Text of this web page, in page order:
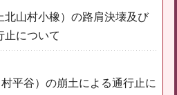
北山村小橡）の路肩決壊及び
止について
平谷）の崩土による通行止に